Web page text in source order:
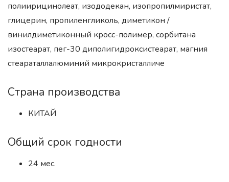
полиирицинолеат, изододекан, изопропилмиристат,
глицерин, пропиленгликоль, диметикон /
винилдиметиконный кросс-полимер, сорбитана
изостеарат, пег-30 диполигидроксистеарат, магния
стеараталлалюминий микрокристалличе
Страна производства
КИТАЙ
Общий срок годности
24 мес.